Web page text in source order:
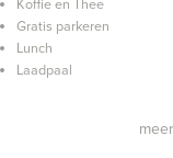
Koffie en Thee
Gratis parkeren
Lunch
Laadpaal